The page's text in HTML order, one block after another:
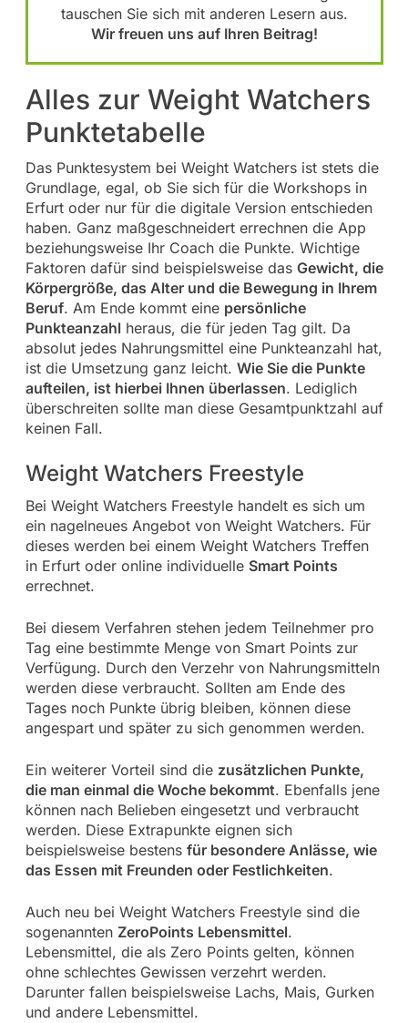
tauschen Sie sich mit anderen Lesern aus.
Wir freuen uns auf Ihren Beitrag!
Alles zur Weight Watchers
Punktetabelle
Das Punktesystem bei Weight Watchers ist stets die
Grundlage, egal, ob Sie sich für die Workshops in
Erfurt oder nur für die digitale Version entschieden
haben. Ganz maßgeschneidert errechnen die App
beziehungsweise Ihr Coach die Punkte. Wichtige
Faktoren dafür sind beispielsweise das Gewicht, die
Körpergröße, das Alter und die Bewegung in Ihrem
Beruf. Am Ende kommt eine persönliche
Punkteanzahl heraus, die für jeden Tag gilt. Da
absolut jedes Nahrungsmittel eine Punkteanzahl hat,
ist die Umsetzung ganz leicht. Wie Sie die Punkte
aufteilen, ist hierbei Ihnen überlassen. Lediglich
überschreiten sollte man diese Gesamtpunktzahl auf
keinen Fall.
Weight Watchers Freestyle
Bei Weight Watchers Freestyle handelt es sich um
ein nagelneues Angebot von Weight Watchers. Für
dieses werden bei einem Weight Watchers Treffen
in Erfurt oder online individuelle Smart Points
errechnet.
Bei diesem Verfahren stehen jedem Teilnehmer pro
Tag eine bestimmte Menge von Smart Points zur
Verfügung. Durch den Verzehr von Nahrungsmitteln
werden diese verbraucht. Sollten am Ende des
Tages noch Punkte übrig bleiben, können diese
angespart und später zu sich genommen werden.
Ein weiterer Vorteil sind die zusätzlichen Punkte,
die man einmal die Woche bekommt. Ebenfalls jene
können nach Belieben eingesetzt und verbraucht
werden. Diese Extrapunkte eignen sich
beispielsweise bestens für besondere Anlässe, wie
das Essen mit Freunden oder Festlichkeiten.
Auch neu bei Weight Watchers Freestyle sind die
sogenannten ZeroPoints Lebensmittel.
Lebensmittel, die als Zero Points gelten, können
ohne schlechtes Gewissen verzehrt werden.
Darunter fallen beispielsweise Lachs, Mais, Gurken
und andere Lebensmittel.